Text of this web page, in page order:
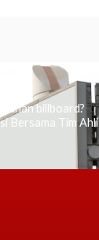
billboard?
Bersama Tim Ahli